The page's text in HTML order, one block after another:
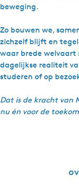
beweging.
Zo bouwen we,
zichzelf blijft en
waar brede welvaart
dagelijkse realiteit
studeren of op
Dat is de kracht van
nu én voor de